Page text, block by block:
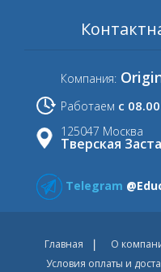
Компания:
Работаем с
125047 Москва
Тверская
Telegram
Главная О
Условия оплаты и